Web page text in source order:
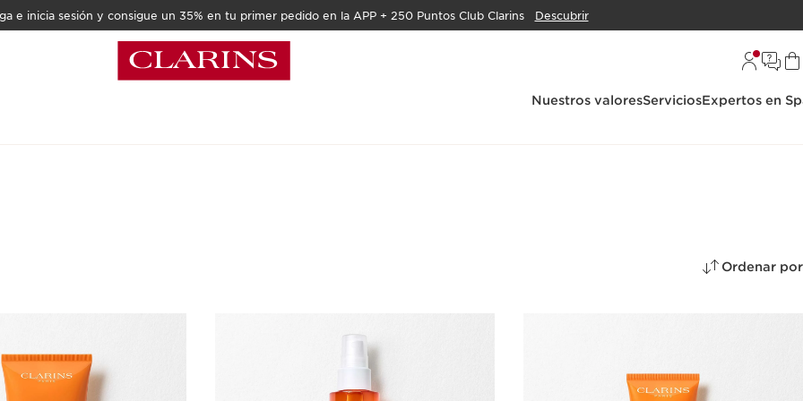
e inicia sesión y consigue un 35% en tu primer pedido en la APP + 250 Puntos Club Clarins Descubrir
Nuestros valoresServiciosExpertos en
Ordenar por